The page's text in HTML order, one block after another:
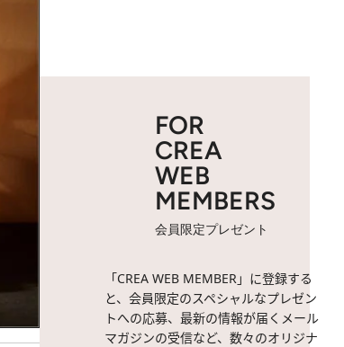
FOR
CREA
WEB
MEMBERS
会員限定プレゼント
「CREA WEB MEMBER」に登録する
と、会員限定のスペシャルなプレゼン
トへの応募、最新の情報が届くメール
マガジンの受信など、数々のオリジナ